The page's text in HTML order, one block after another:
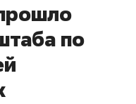
по